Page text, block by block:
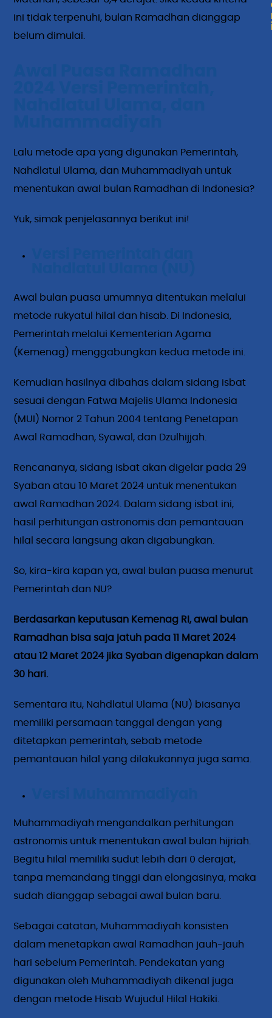
ini tidak terpenuhi, bulan Ramadhan dianggap
belum dimulai.
Lalu metode apa yang digunakan Pemerintah,
Nahdlatul Ulama, dan Muhammadiyah untuk
menentukan awal bulan Ramadhan di Indonesia?
Yuk, simak penjelasannya berikut ini!
Awal bulan puasa umumnya ditentukan melalui
metode rukyatul hilal dan hisab. Di Indonesia,
Pemerintah melalui Kementerian Agama
(Kemenag) menggabungkan kedua metode ini.
Kemudian hasilnya dibahas dalam sidang isbat
sesuai dengan Fatwa Majelis Ulama Indonesia
(MUI) Nomor 2 Tahun 2004 tentang Penetapan
Awal Ramadhan, Syawal, dan Dzulhijjah.
Rencananya, sidang isbat akan digelar pada 29
Syaban atau 10 Maret 2024 untuk menentukan
awal Ramadhan 2024. Dalam sidang isbat ini,
hasil perhitungan astronomis dan pemantauan
hilal secara langsung akan digabungkan.
So, kira-kira kapan ya, awal bulan puasa menurut
Pemerintah dan NU?
Berdasarkan keputusan Kemenag RI, awal bulan
Ramadhan bisa saja jatuh pada 11 Maret 2024
atau 12 Maret 2024 jika Syaban digenapkan dalam
30 hari.
Sementara itu, Nahdlatul Ulama (NU) biasanya
memiliki persamaan tanggal dengan yang
ditetapkan pemerintah, sebab metode
pemantauan hilal yang dilakukannya juga sama.
Muhammadiyah mengandalkan perhitungan
astronomis untuk menentukan awal bulan hijriah.
Begitu hilal memiliki sudut lebih dari 0 derajat,
tanpa memandang tinggi dan elongasinya, maka
sudah dianggap sebagai awal bulan baru.
Sebagai catatan, Muhammadiyah konsisten
dalam menetapkan awal Ramadhan jauh-jauh
hari sebelum Pemerintah. Pendekatan yang
digunakan oleh Muhammadiyah dikenal juga
dengan metode Hisab Wujudul Hilal Hakiki.